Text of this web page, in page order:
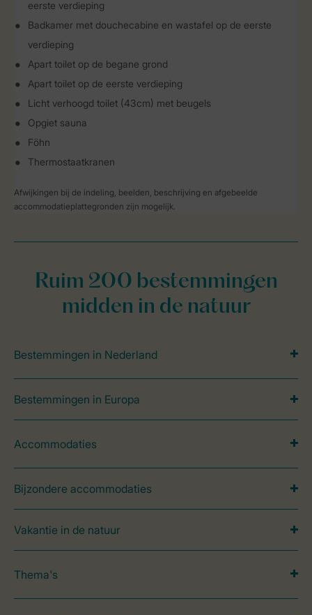
eerste verdieping
Badkamer met douchecabine en wastafel op de eerste
verdieping
Apart toilet op de begane grond
Apart toilet op de eerste verdieping
Licht verhoogd toilet (43cm) met beugels
Opgiet sauna
Föhn
Thermostaatkranen
Afwijkingen bij de indeling, beelden, beschrijving en afgebeelde
accommodatieplattegronden zijn mogelijk.
Ruim 200 bestemmingen
midden in de natuur
Bestemmingen in Nederland
Bestemmingen in Europa
Accommodaties
Bijzondere accommodaties
Vakantie in de natuur
Thema's